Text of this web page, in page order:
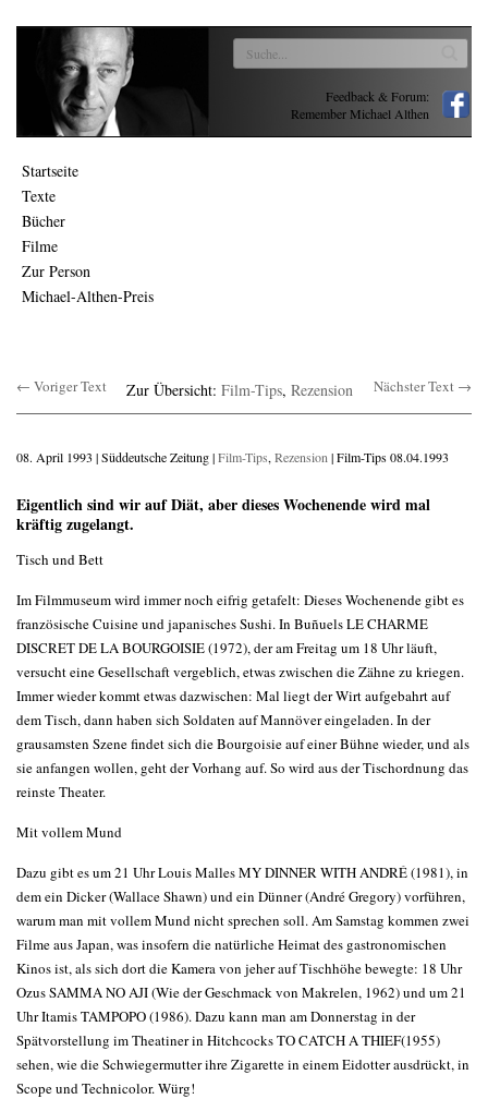
Feedback & Forum:
Remember Michael Althen
Startseite
Texte
Bücher
Filme
Zur Person
Michael-Althen-Preis
← Voriger Text Zur Übersicht: Film-Tips, Rezension Nächster Text →
08. April 1993 | Süddeutsche Zeitung |Film-Tips, Rezension | Film-Tips 08.04.1993
Eigentlich sind wir auf Diät, aber dieses Wochenende wird mal
kräftig zugelangt.
Tisch und Bett
Im Filmmuseum wird immer noch eifrig getafelt: Dieses Wochenende gibt es
französische Cuisine und japanisches Sushi. In Buñuels LE CHARME
DISCRET DE LA BOURGOISIE (1972), der am Freitag um 18 Uhr läuft,
versucht eine Gesellschaft vergeblich, etwas zwischen die Zähne zu kriegen.
Immer wieder kommt etwas dazwischen: Mal liegt der Wirt aufgebahrt auf
dem Tisch, dann haben sich Soldaten auf Mannöver eingeladen. In der
grausamsten Szene findet sich die Bourgoisie auf einer Bühne wieder, und als
sie anfangen wollen, geht der Vorhang auf. So wird aus der Tischordnung das
reinste Theater.
Mit vollem Mund
Dazu gibt es um 21 Uhr Louis Malles MY DINNER WITH ANDRÉ (1981), in
dem ein Dicker (Wallace Shawn) und ein Dünner (André Gregory) vorführen,
warum man mit vollem Mund nicht sprechen soll. Am Samstag kommen zwei
Filme aus Japan, was insofern die natürliche Heimat des gastronomischen
Kinos ist, als sich dort die Kamera von jeher auf Tischhöhe bewegte: 18 Uhr
Ozus SAMMA NO AJI (Wie der Geschmack von Makrelen, 1962) und um 21
Uhr Itamis TAMPOPO (1986). Dazu kann man am Donnerstag in der
Spätvorstellung im Theatiner in Hitchcocks TO CATCH A THIEF(1955)
sehen, wie die Schwiegermutter ihre Zigarette in einem Eidotter ausdrückt, in
Scope und Technicolor. Würg!